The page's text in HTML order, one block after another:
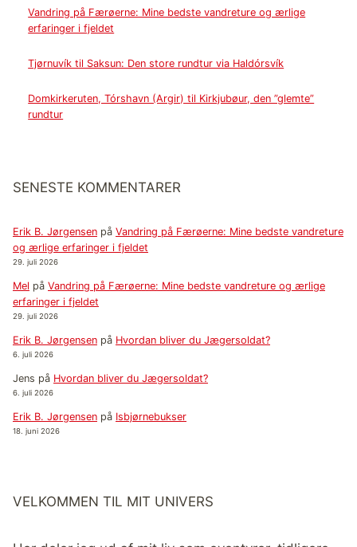
Vandring på Færøerne: Mine bedste vandreture og ærlige
erfaringer i fjeldet
Tjørnuvík til Saksun: Den store rundtur via Haldórsvík
Domkirkeruten, Tórshavn (Argir) til Kirkjubøur, den ”glemte”
rundtur
SENESTE KOMMENTARER
Erik B. Jørgensen på Vandring på Færøerne: Mine bedste vandreture
og ærlige erfaringer i fjeldet
29. juli 2026
Mel på Vandring på Færøerne: Mine bedste vandreture og ærlige
erfaringer i fjeldet
29. juli 2026
Erik B. Jørgensen på Hvordan bliver du Jægersoldat?
6. juli 2026
Jens på Hvordan bliver du Jægersoldat?
6. juli 2026
Erik B. Jørgensen på Isbjørnebukser
18. juni 2026
VELKOMMEN TIL MIT UNIVERS